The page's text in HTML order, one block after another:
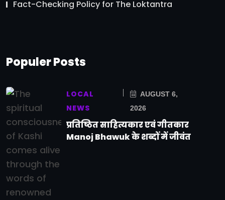
Fact-Checking Policy for The Loktantra
Populer Posts
LOCAL
NEWS
AUGUST 6,
2026
प्रतिष्ठित साहित्यकार एवं गीतकार
Manoj Bhawuk के शब्दों में जीवंत